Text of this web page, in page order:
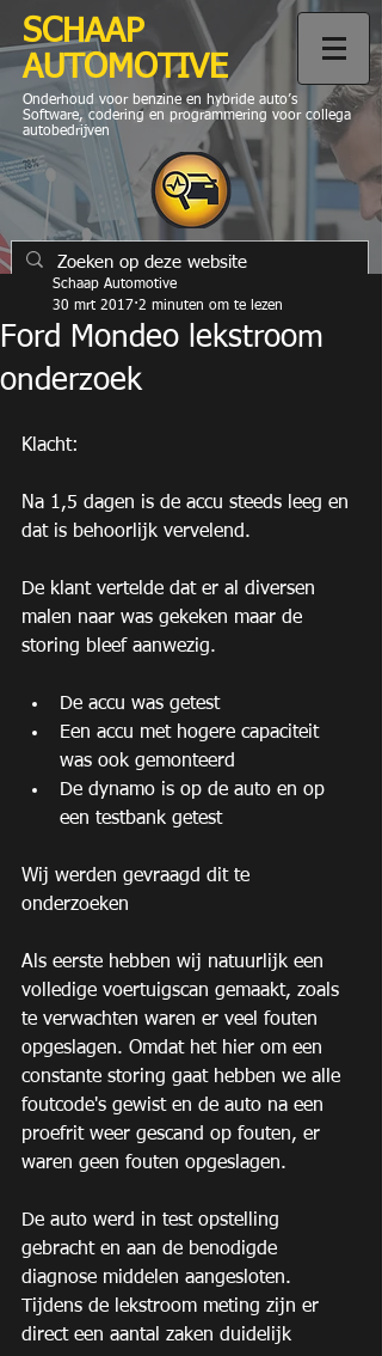
SCHAAP
AUTOMOTIVE
Onderhoud voor benzine en hybride auto’s
Software, codering en programmering voor collega
autobedrijven
Ford Mondeo lekstroom
onderzoek
Schaap Automotive
30 mrt 2017 2 minuten om te lezen
Klacht:
Na 1,5 dagen is de accu steeds leeg en
dat is behoorlijk vervelend.
De klant vertelde dat er al diversen
malen naar was gekeken maar de
storing bleef aanwezig.
De accu was getest
Een accu met hogere capaciteit
was ook gemonteerd
De dynamo is op de auto en op
een testbank getest
Wij werden gevraagd dit te
onderzoeken
Als eerste hebben wij natuurlijk een
volledige voertuigscan gemaakt, zoals
te verwachten waren er veel fouten
opgeslagen. Omdat het hier om een
constante storing gaat hebben we alle
foutcode's gewist en de auto na een
proefrit weer gescand op fouten, er
waren geen fouten opgeslagen.
De auto werd in test opstelling
gebracht en aan de benodigde
diagnose middelen aangesloten.
Tijdens de lekstroom meting zijn er
direct een aantal zaken duidelijk